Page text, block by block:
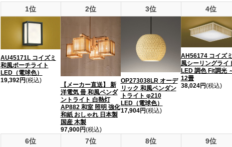
1位 2位 3位 4位
AU45171L コイズミ
和風ポーチライト
LED（電球色）
19,392円(税込)
【メーカー直送】 新
洋電気 冊 和風ペンダ
ントライト 白熱灯
AP882 和室 照明 強化
和紙 おしゃれ 日本製
国産 木製
97,900円(税込)
OP273038LR オーデ
リック 和風ペンダン
トライト φ210
LED（電球色）
17,904円(税込)
AH56174 コイズ
風シーリングライ
LED 調色 Fit調光
12畳
38,024円(税込)
6位 7位 8位 9位